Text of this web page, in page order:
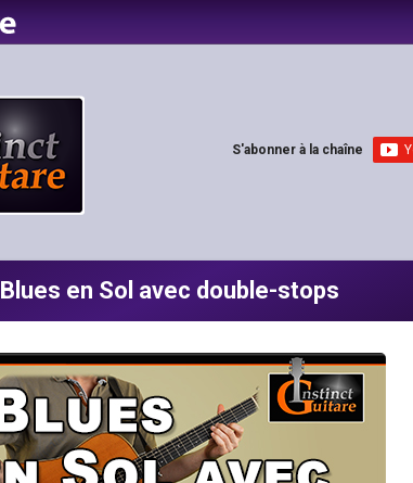
S'abonner à la chaîne
Blues en Sol avec double-stops